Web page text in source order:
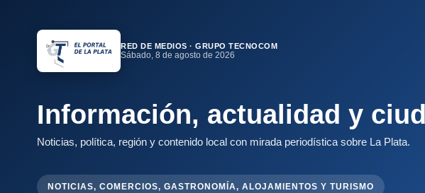
RED DE MEDIOS · GRUPO TECNOCOM
Sábado, 8 de agosto de 2026
Información, actualidad y
Noticias, política, región y contenido local con mirada periodística sobre La Plata.
NOTICIAS, COMERCIOS, GASTRONOMÍA, ALOJAMIENTOS Y TURISMO